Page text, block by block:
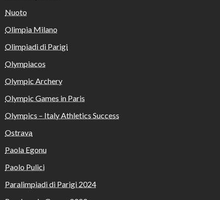
Nuoto
Olimpia Milano
Olimpiadi di Parigi
Olympiacos
Olympic Archery
Olympic Games in Paris
Olympics – Italy Athletics Success
Ostrava
Paola Egonu
Paolo Pulici
Paralimpiadi di Parigi 2024